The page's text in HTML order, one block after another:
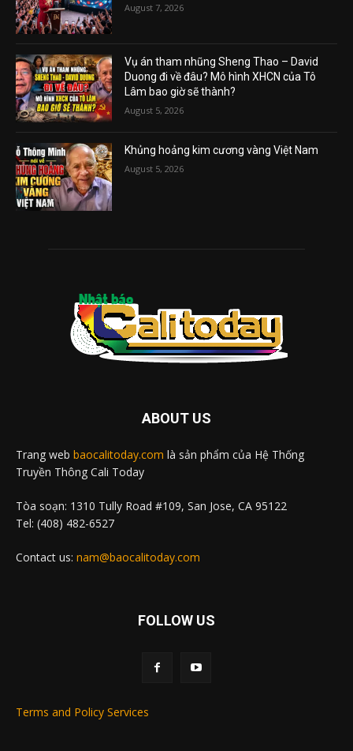
August 7, 2026
Vụ án tham nhũng Sheng Thao – David
Duong đi về đâu? Mô hình XHCN của Tô
Lâm bao giờ sẽ thành?
August 5, 2026
Khủng hoảng kim cương vàng Việt Nam
August 5, 2026
ABOUT US
Trang web baocalitoday.com là sản phẩm của Hệ Thống
Truyền Thông Cali Today
Tòa soạn: 1310 Tully Road #109, San Jose, CA 95122
Tel: (408) 482-6527
Contact us: nam@baocalitoday.com
FOLLOW US
Terms and Policy Services